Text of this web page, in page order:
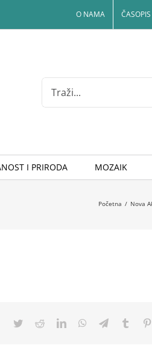
O NAMA ČASOPIS
Search
for:
I PRIRODA MOZAIK
Početna / Nova
Facebook
TwitterRedditLinkedInWhatsApp
Telegram